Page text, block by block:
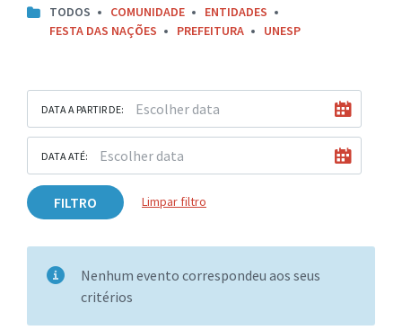
TODOS COMUNIDADE
ENTIDADES
FESTA DAS NAÇÕES
PREFEITURA UNESP
DATA A PARTIR DE:
DATA ATÉ:
FILTRO Limpar filtro
Nenhum evento correspondeu aos seus
critérios